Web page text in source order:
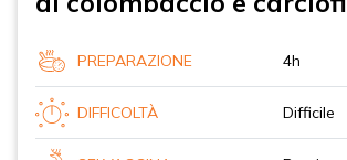
PREPARAZIONE 4h
DIFFICOLTÀ Difficile